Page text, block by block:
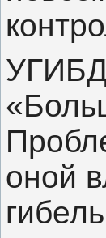
оной